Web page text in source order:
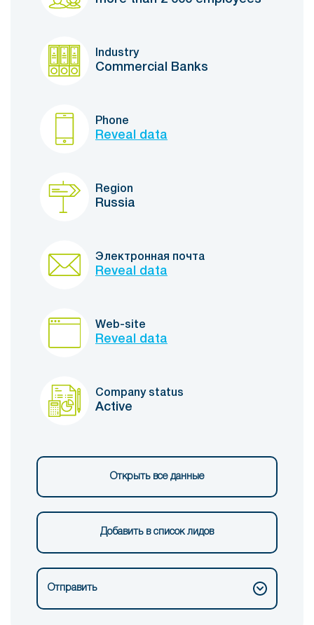
Industry
Commercial Banks
Phone
Reveal data
Region
Russia
Электронная почта
Reveal data
Web-site
Reveal data
Company status
Active
Открыть все данные
Добавить в список лидов
Отправить